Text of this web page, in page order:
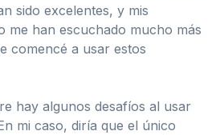
sido excelentes, y mis
me han escuchado mucho más
comencé a usar estos
hay algunos desafíos al usar
mi caso, diría que el único